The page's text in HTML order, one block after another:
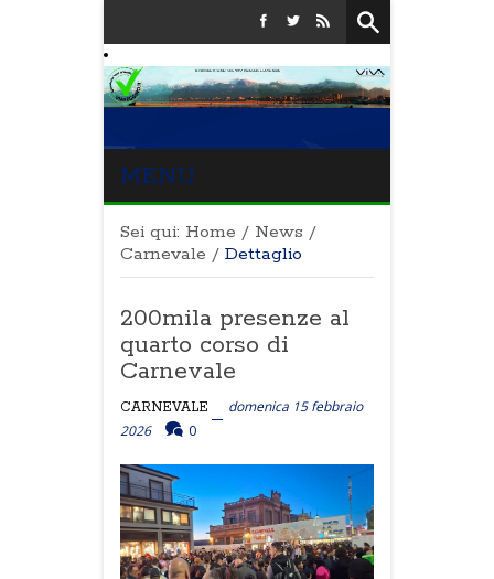
MENU
Sei qui: Home / News /
Carnevale / Dettaglio
200mila presenze al
quarto corso di
Carnevale
CARNEVALE
domenica 15 febbraio
2026
0